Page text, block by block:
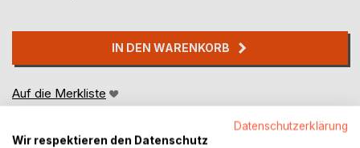
IN DEN WARENKORB
Auf die Merkliste
Datenschutzerklärung
Wir respektieren den Datenschutz